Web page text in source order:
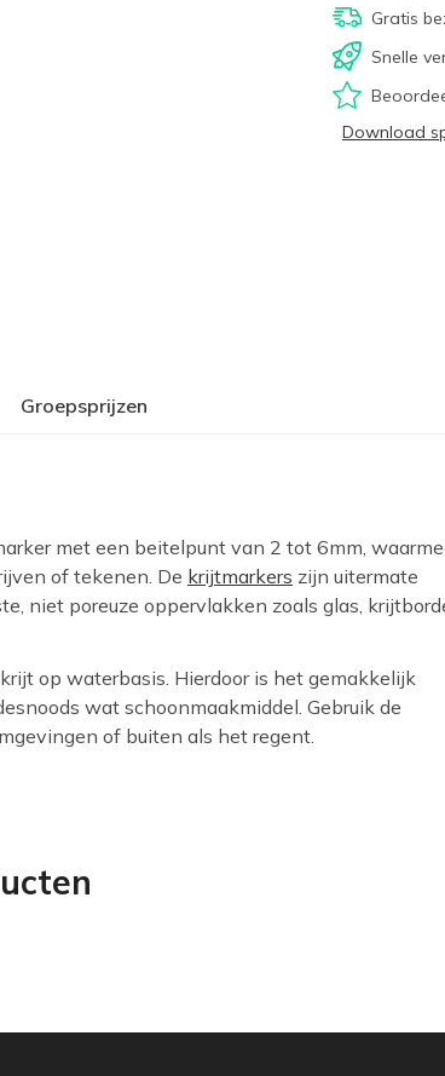
Gratis
Snelle
Download
Groepsprijzen
met een beitelpunt van 2 tot 6mm,
of tekenen. De krijtmarkers zijn uitermate
niet poreuze oppervlakken zoals glas,
op waterbasis. Hierdoor is het gemakkelijk
wat schoonmaakmiddel. Gebruik de
of buiten als het regent.